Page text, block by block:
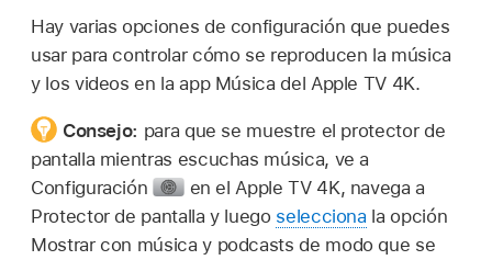
Hay varias opciones de configuración que puedes
usar para controlar cómo se reproducen la música
y los videos en la app Música del Apple TV 4K.
Consejo: para que se muestre el protector de
pantalla mientras escuchas música, ve a
Configuración
en el Apple TV 4K, navega a
Protector de pantalla y luego selecciona la opción
Mostrar con música y podcasts de modo que se